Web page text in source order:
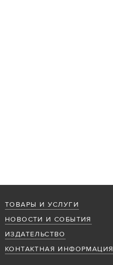
ТОВАРЫ И УСЛУГИ
НОВОСТИ И СОБЫТИЯ
ИЗДАТЕЛЬСТВО
КОНТАКТНАЯ ИНФОРМАЦИЯ